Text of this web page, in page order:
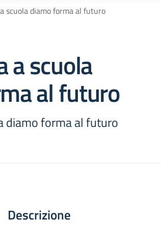
scuola diamo forma al futuro
a scuola
al futuro
diamo forma al futuro
Descrizione